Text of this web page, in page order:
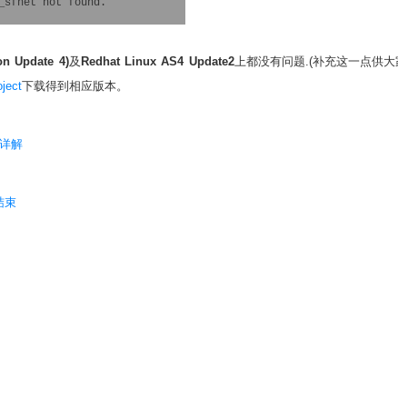
Update 4)及Redhat Linux AS4 Update2上都没有问题.(补充这一点供大
下载得到相应版本。
解
束